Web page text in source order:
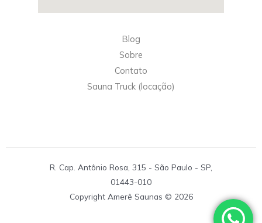
Blog
Sobre
Contato
Sauna Truck (locação)
R. Cap. Antônio Rosa, 315 - São Paulo - SP,
01443-010
Copyright Amerê Saunas © 2026